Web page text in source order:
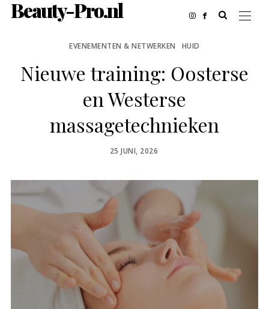
Beauty-Pro.nl
EVENEMENTEN & NETWERKEN HUID
Nieuwe training: Oosterse
en Westerse
massagetechnieken
POSTED
25 JUNI, 2026